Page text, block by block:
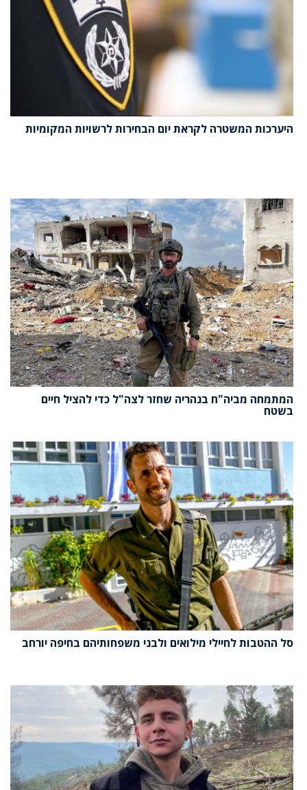
היערכות המשטרה לקראת יום הבחירות לרשויות המקומיות
המתמחה מביה"ח בנהריה שחזר לצה"ל כדי להציל חיים
בשטח
סל ההטבות לחיילי מילואים ולבני משפחותיהם בחיפה יורחב